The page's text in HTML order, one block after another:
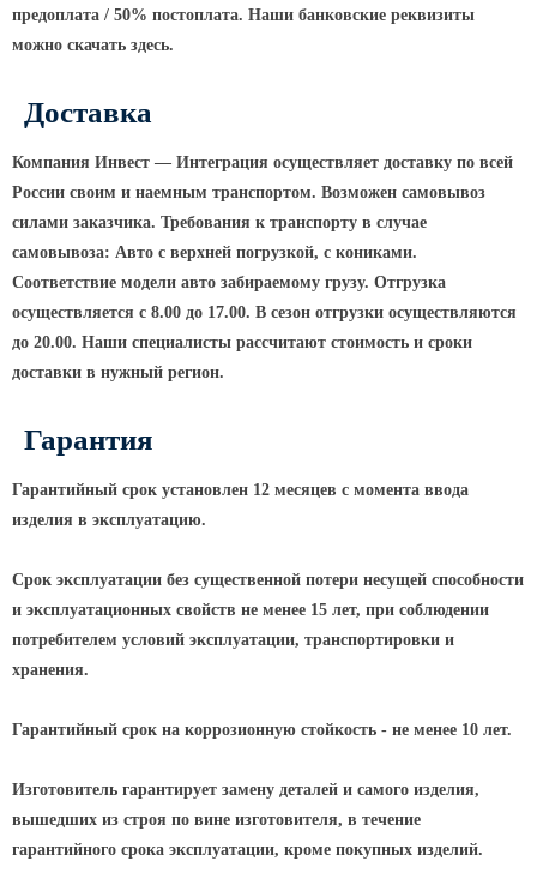
Высокомачтовые опоры
ВМО Высокомачтовые опоры с
Мачты связи
РМГ Радиомачты. Опоры сотовoй
связи
ОДН Радиомачты. Опоры двойного
назначения
КРОНШТЕЙНЫ ДЛЯ УЛИЧНОГО
Кронштейны для консольных
светильников
Кронштейны для подвесных
светильников
Кронштейны для опор однорожковые
ПАРКОВОЕ ОСВЕЩЕНИЕ
предоплата / 50% постоплата. Наши банковские реквизиты
можно скачать здесь.
Доставка
Компания Инвест — Интеграция осуществляет доставку по всей
России своим и наемным транспортом. Возможен самовывоз
силами заказчика. Требования к транспорту в случае
самовывоза: Авто с верхней погрузкой, с кониками.
Соответствие модели авто забираемому грузу. Отгрузка
осуществляется с 8.00 до 17.00. В сезон отгрузки осуществляются
до 20.00. Наши специалисты рассчитают стоимость и сроки
доставки в нужный регион.
Гарантия
Гарантийный срок установлен 12 месяцев с момента ввода
изделия в эксплуатацию.
Срок эксплуатации без существенной потери несущей способности
и эксплуатационных свойств не менее 15 лет, при соблюдении
потребителем условий эксплуатации, транспортировки и
хранения.
Гарантийный срок на коррозионную стойкость - не менее 10 лет.
Изготовитель гарантирует замену деталей и самого изделия,
вышедших из строя по вине изготовителя, в течение
гарантийного срока эксплуатации, кроме покупных изделий.